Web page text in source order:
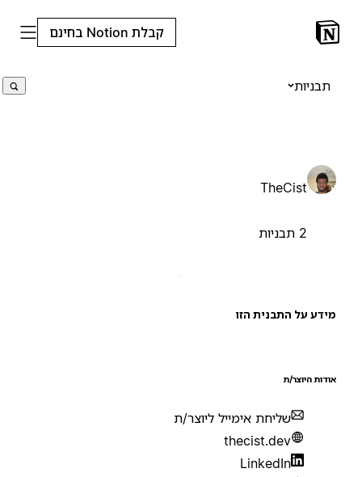
קבלת Notion בחינם
תבניות
TheCist
על התבנית הזו
היוצר/ת
שליחת אימייל ליוצר/ת
thecist.dev
LinkedIn